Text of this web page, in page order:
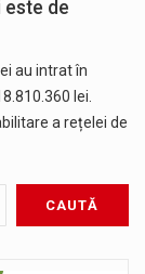
este de
au intrat în
lei.
a rețelei de